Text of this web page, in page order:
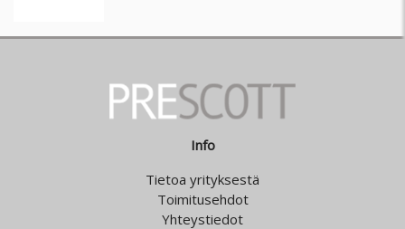
Info
Tietoa yrityksestä
Toimitusehdot
Yhteystiedot